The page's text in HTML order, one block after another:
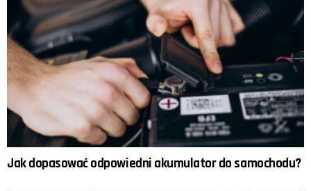
Jak dopasować odpowiedni akumulator do samochodu?